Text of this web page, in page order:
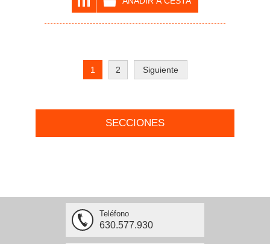
1 2 Siguiente
SECCIONES
Teléfono
630.577.930